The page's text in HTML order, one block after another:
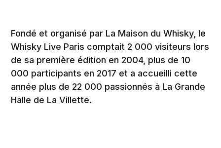
Fondé et organisé par La Maison du Whisky, le
Whisky Live Paris comptait 2 000 visiteurs lors
de sa première édition en 2004, plus de 10
000 participants en 2017 et a accueilli cette
année plus de 22 000 passionnés à La Grande
Halle de La Villette.